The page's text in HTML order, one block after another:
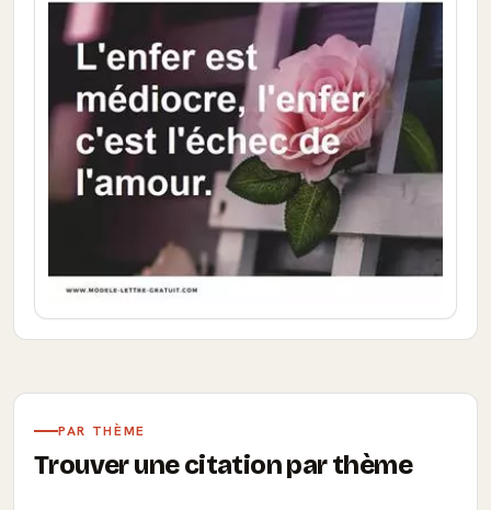
PAR THÈME
Trouver une citation par thème